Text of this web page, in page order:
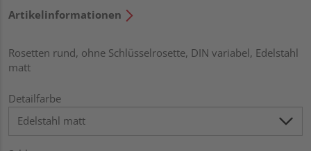
Artikelinformationen
Rosetten rund, ohne Schlüsselrosette, DIN variabel, Edelstahl
matt
Detailfarbe